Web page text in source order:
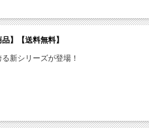
】【送料無料】
新シリーズが登場！